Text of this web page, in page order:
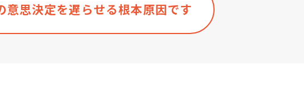
思決定を遅らせる根本原因です